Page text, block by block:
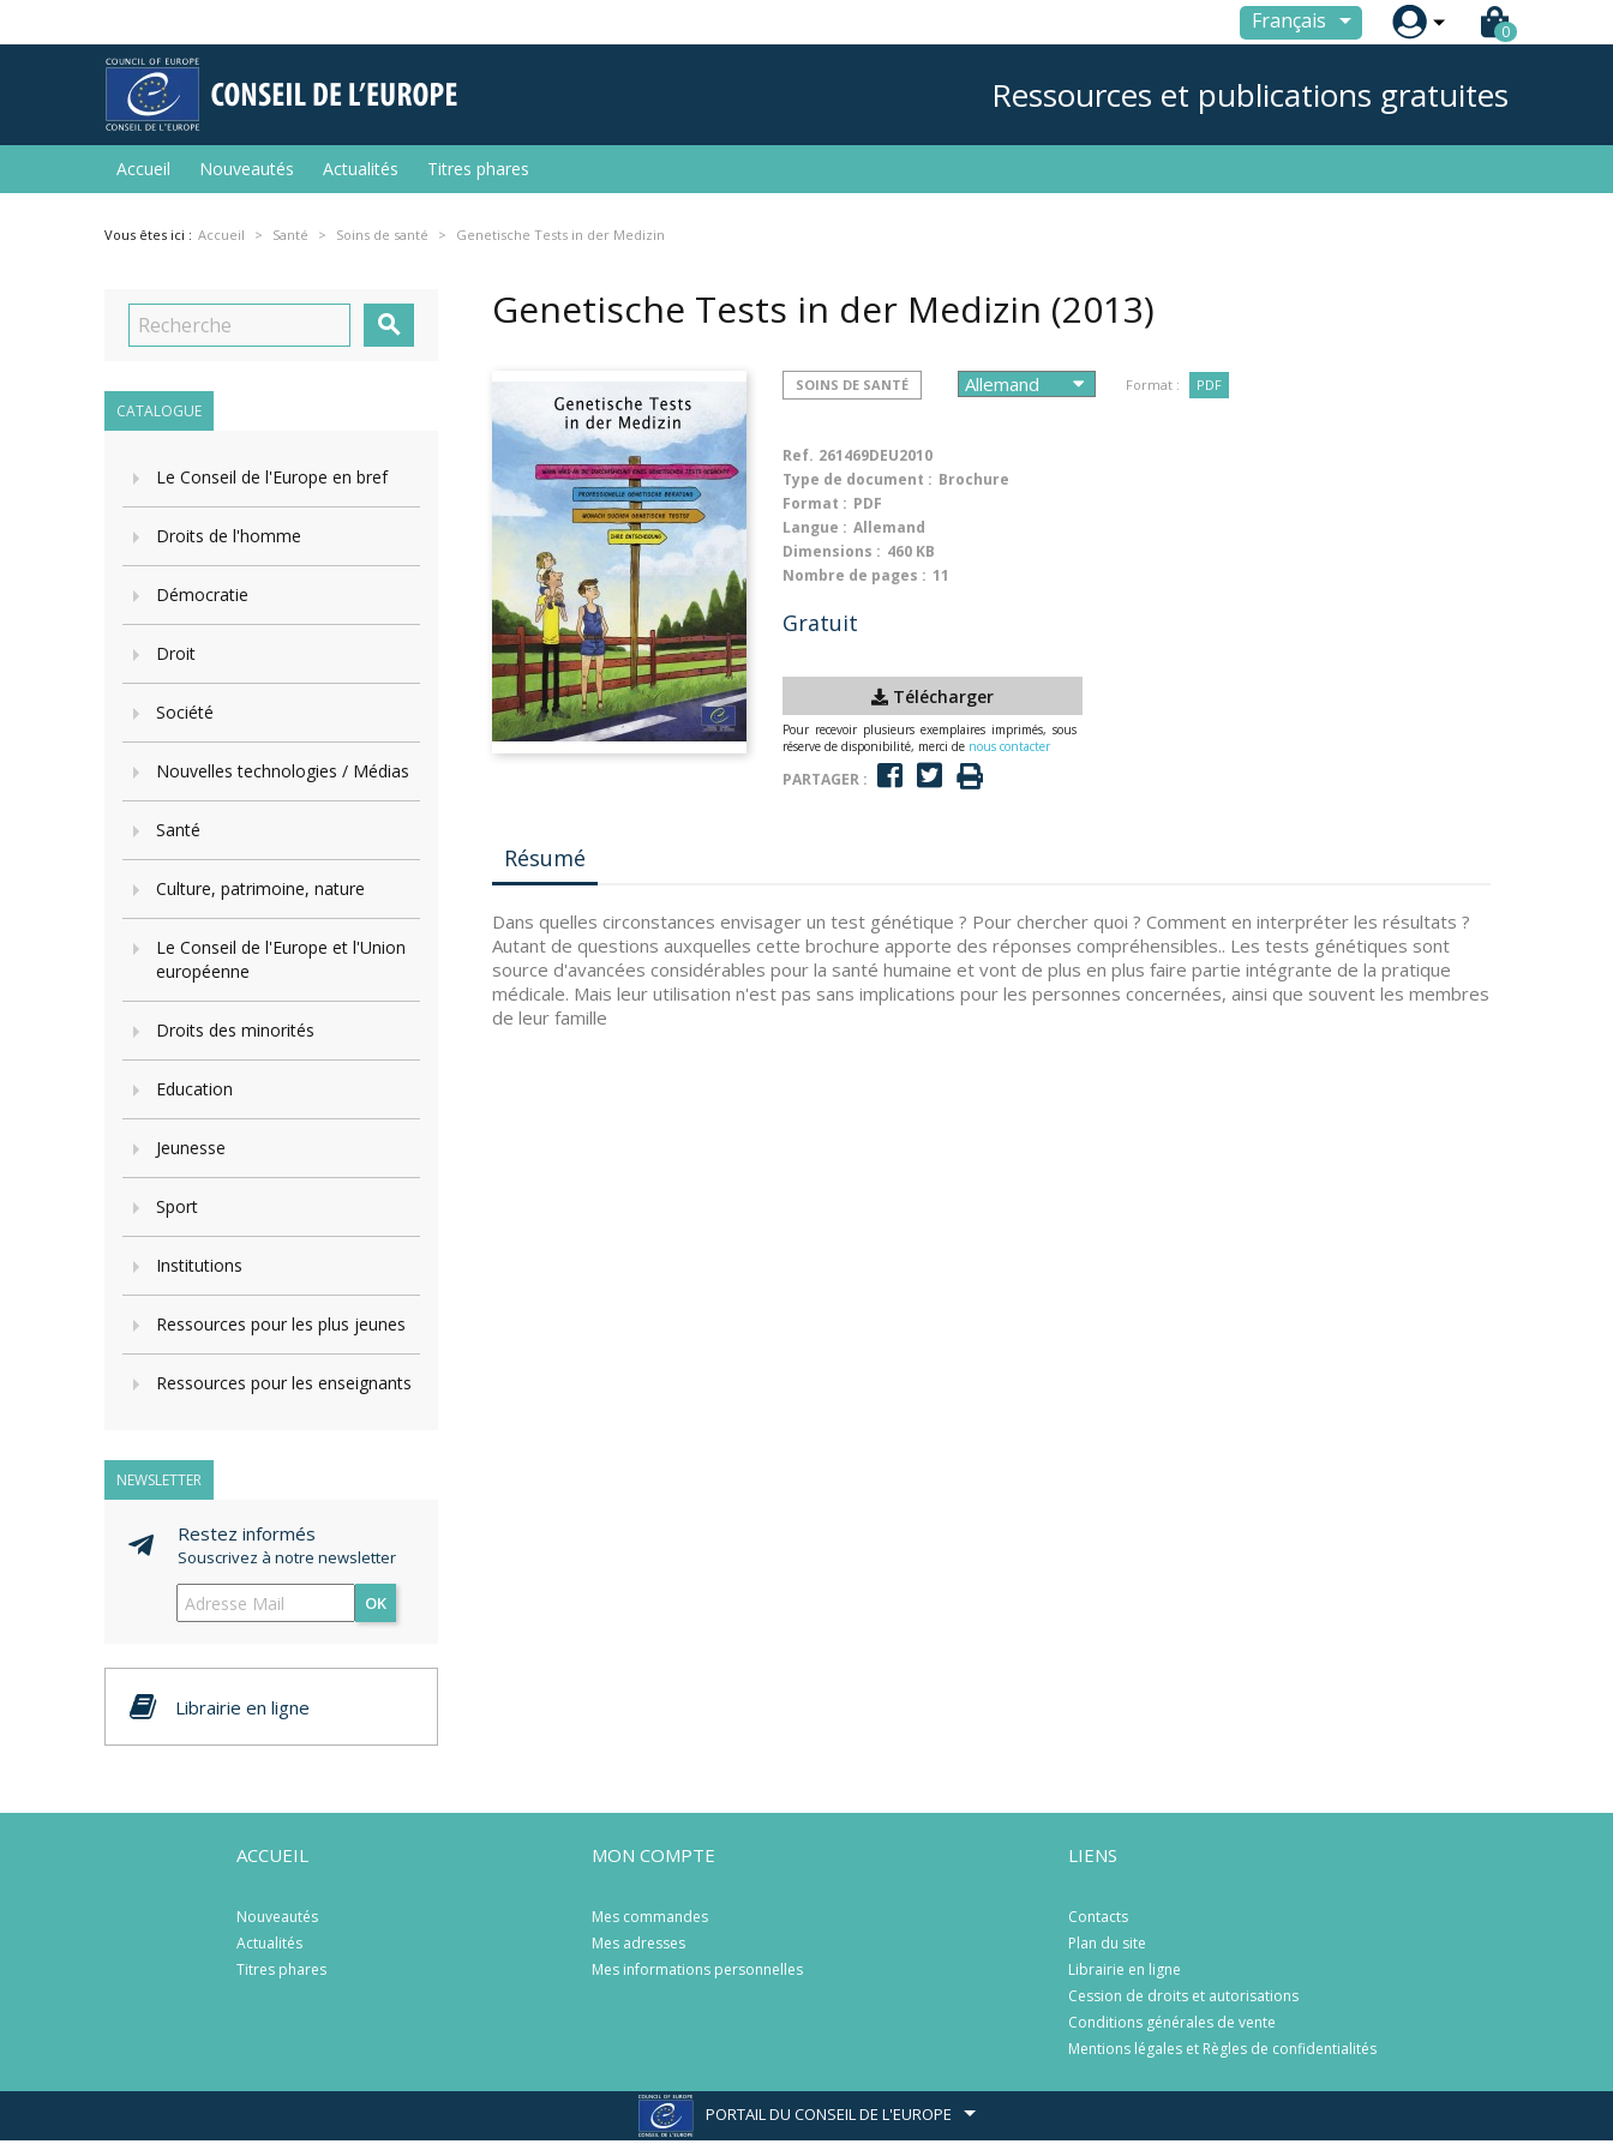
Français  0
Ressources et publications gratuites
Accueil Nouveautés Actualités Titres phares
Vous êtes ici : Accueil Santé Soins de santé Genetische Tests in der Medizin

CATALOGUE
Le Conseil de l'Europe en bref
Droits de l'homme
Démocratie
Droit
Société
Nouvelles technologies / Médias
Santé
Culture, patrimoine, nature
Le Conseil de l'Europe et l'Union
européenne
Droits des minorités
Education
Jeunesse
Sport
Institutions
Ressources pour les plus jeunes
Ressources pour les enseignants
NEWSLETTER
Restez informés
Souscrivez à notre newsletter
OK
Librairie en ligne
Genetische Tests in der Medizin (2013)
SOINS DE SANTÉ Format : PDF
Ref. 261469DEU2010
Type de document : Brochure
Format : PDF
Langue : Allemand
Dimensions : 460 KB
Nombre de pages : 11
Gratuit
Télécharger
Pour recevoir plusieurs exemplaires imprimés, sous
réserve de disponibilité, merci de nous contacter
PARTAGER :
Résumé
Dans quelles circonstances envisager un test génétique ? Pour chercher quoi ? Comment en interpréter les résultats ?
Autant de questions auxquelles cette brochure apporte des réponses compréhensibles.. Les tests génétiques sont
source d'avancées considérables pour la santé humaine et vont de plus en plus faire partie intégrante de la pratique
médicale. Mais leur utilisation n'est pas sans implications pour les personnes concernées, ainsi que souvent les membres
de leur famille
ACCUEIL
Nouveautés
Actualités
Titres phares
MON COMPTE
Mes commandes
Mes adresses
Mes informations personnelles
LIENS
Contacts
Plan du site
Librairie en ligne
Cession de droits et autorisations
Conditions générales de vente
Mentions légales et Règles de confidentialités
PORTAIL DU CONSEIL DE L'EUROPE